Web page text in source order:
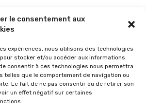
le consentement aux
expériences, nous utilisons des technologies
stocker et/ou accéder aux informations
consentir à ces technologies nous permettra
telles que le comportement de navigation ou
Le fait de ne pas consentir ou de retirer son
un effet négatif sur certaines